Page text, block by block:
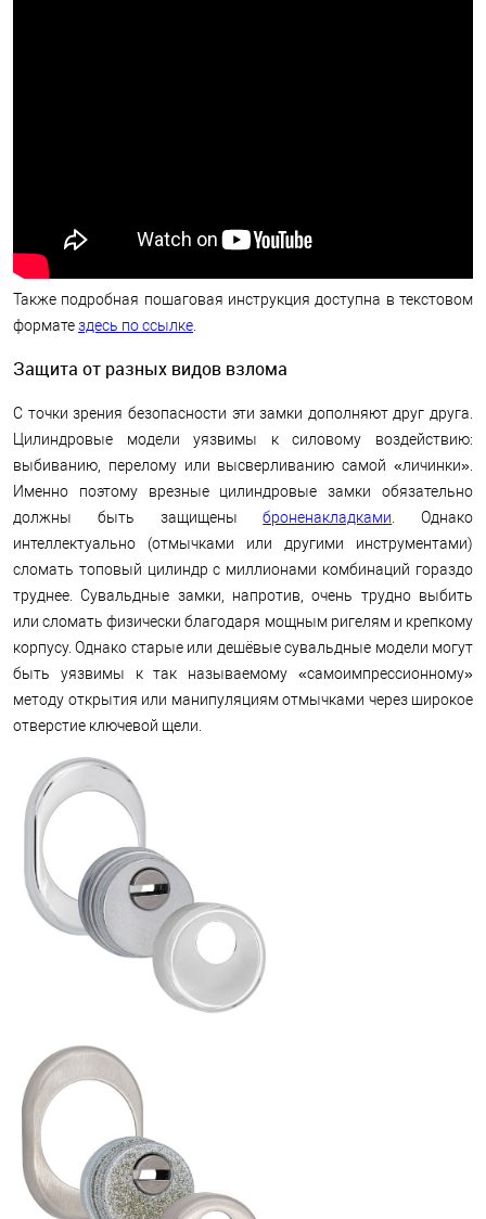
Также подробная пошаговая инструкция доступна в текстовом
форматездесь по ссылке
Защита от разных видов взлома
С точки зрения безопасности эти замки дополняют друг друга.
Цилиндровые модели уязвимы к силовому воздействию:
выбиванию, перелому или высверливанию самой «личинки».
Именно поэтому врезные цилиндровые замки обязательно
должны быть защищеныброненакладками . Однако
интеллектуально (отмычками или другими инструментами)
сломать топовый цилиндр с миллионами комбинаций гораздо
труднее. Сувальдные замки, напротив, очень трудно выбить
или сломать физически благодаря мощным ригелям и крепкому
корпусу. Однако старые или дешёвые сувальдные модели могут
быть уязвимы к так называемому «самоимпрессионному»
методу открытия или манипуляциям отмычками через широкое
отверстие ключевой щели.